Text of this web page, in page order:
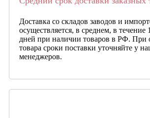
Доставка со складов заводов и
осуществляется, в среднем, в течение
дней при наличии товаров в РФ. При
товара сроки поставки уточняйте у
менеджеров.